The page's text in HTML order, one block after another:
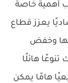
أهمية خاصة
يعزز قطاع
وخفض
تنوعًا هائلًا
هامًا يمكن